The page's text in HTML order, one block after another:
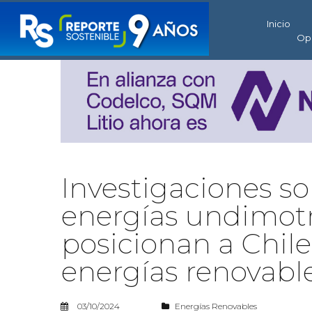
Inicio
Investigaciones
energías
posicionan a
energías
03/10/2024 Energías Renovables